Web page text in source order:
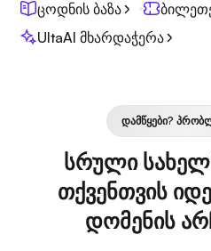
ცოდნის ბაზა
UltaAI მხარდაჭერა
ᲓᲐᲛᲬᲧᲔᲑᲘ?
სრული
თქვენთვის
დომენის